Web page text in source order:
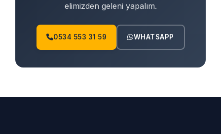
elimizden geleni yapalım.
0534 553 31 59 WHATSAPP